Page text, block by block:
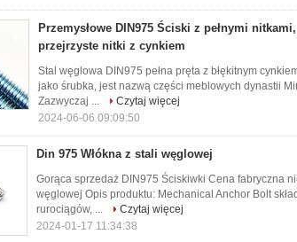
Przemysłowe DIN975 Ściski z pełnymi
przejrzyste nitki z cynkiem
Stal węglowa DIN975 pełna pręta z błękitnym
jako śrubka, jest nazwą części meblowych dynastii
Zazwyczaj ...
Czytaj więcej
2024-06-06 09:09:50
Din 975 Włókna z stali węglowej
Gorąca sprzedaż DIN975 Ściskiwki Cena fabryczna
węglowej Opis produktu: Mechanical Anchor Bolt
rurociągów, ...
Czytaj więcej
2024-01-17 11:34:38